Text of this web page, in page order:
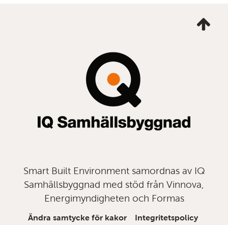
mig
Smart Built Environment samordnas av IQ
Samhällsbyggnad med stöd från Vinnova,
Energimyndigheten och Formas
Ändra samtycke för kakor Integritetspolicy